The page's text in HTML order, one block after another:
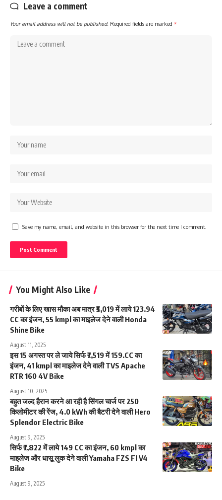
Leave a comment
Your email address will not be published. Required fields are marked *
Save my name, email, and website in this browser for the next time I comment.
You Might Also Like
गरीबों के लिए खास मौका अब मात्र ₹5,019 में लाये 123.94
CC का इंजन, 55 kmpl का माइलेज देने वाली Honda
Shine Bike
August 11, 2025
इस 15 अगस्त पर ले जाये सिर्फ ₹7,519 में 159.CC का
इंजन, 41 kmpl का माइलेज देने वाली TVS Apache
RTR 160 4V Bike
August 10, 2025
बहुत जल्द हैरान करने आ रही है सिंगल चार्ज पर 250
किलोमीटर की रेंज, 4.0 kWh की बैटरी देने वाली Hero
Splendor Electric Bike
August 9, 2025
सिर्फ ₹7,822 में लाये 149 CC का इंजन, 60 kmpl का
माइलेज और धासू लुक देने वाली Yamaha FZS FI V4
Bike
August 9, 2025